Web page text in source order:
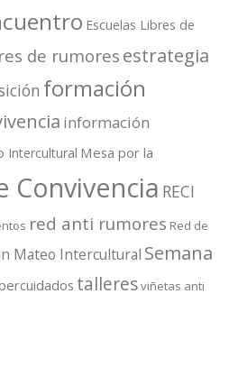
Escuelas Libres de
de rumores estrategia
formación
información
Intercultural Mesa por la
Convivencia RECI
red anti rumores Red de
Mateo Intercultural Semana
talleresviñetas anti